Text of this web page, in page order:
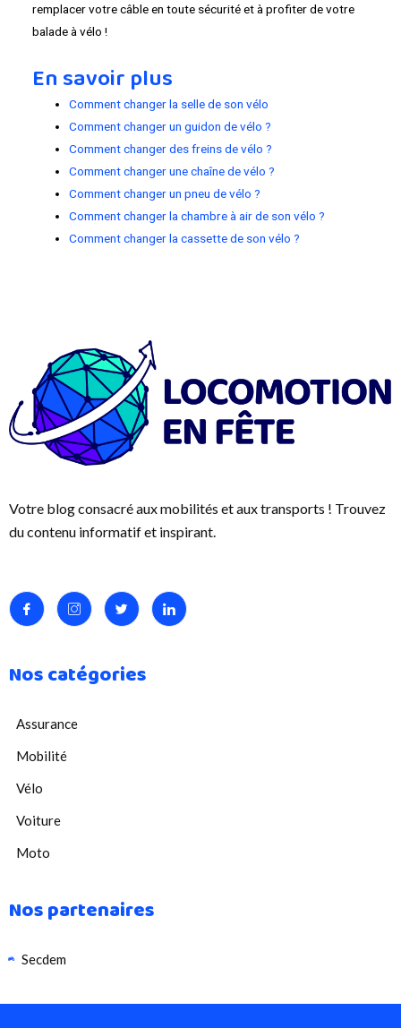
remplacer votre câble en toute sécurité et à profiter de votre
balade à vélo !
En savoir plus
Comment changer la selle de son vélo
Comment changer un guidon de vélo ?
Comment changer des freins de vélo ?
Comment changer une chaîne de vélo ?
Comment changer un pneu de vélo ?
Comment changer la chambre à air de son vélo ?
Comment changer la cassette de son vélo ?
Votre blog consacré aux mobilités et aux transports ! Trouvez
du contenu informatif et inspirant.
Nos catégories
Assurance
Mobilité
Vélo
Voiture
Moto
Nos partenaires
Secdem